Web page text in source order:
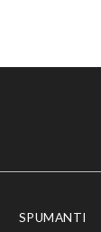
SPUMANTI